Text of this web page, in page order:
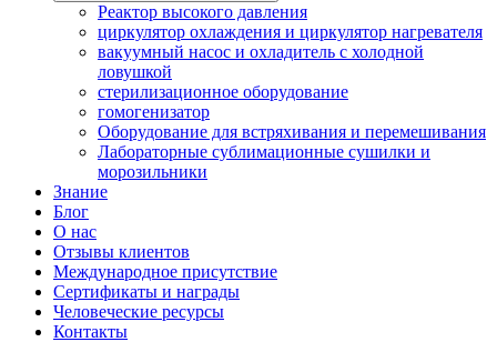
Реактор высокого давления
циркулятор охлаждения и циркулятор нагревателя
вакуумный насос и охладитель с холодной
ловушкой
стерилизационное оборудование
гомогенизатор
Оборудование для встряхивания и перемешивания
Лабораторные сублимационные сушилки и
морозильники
Знание
Блог
О нас
Отзывы клиентов
Международное присутствие
Сертификаты и награды
Человеческие ресурсы
Контакты